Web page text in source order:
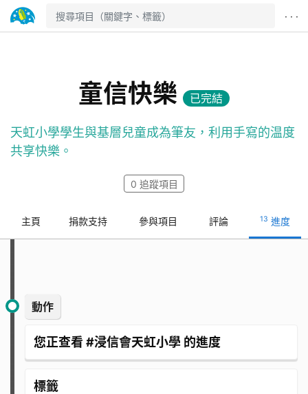
· · ·
童信快樂 已完結
天虹小學學生與基層兒童成為筆友，利用手寫的温度
共享快樂。
0 追蹤項目
主頁 捐款支持 參與項目 評論 13 進度
動作
您正查看 #浸信會天虹小學 的進度
標籤